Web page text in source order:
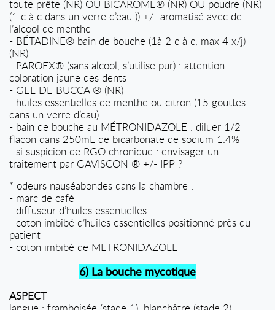
toute prête (NR) OU BICAROME® (NR) OU poudre (NR)
(1 c à c dans un verre d’eau )) +/- aromatisé avec de
l’alcool de menthe
- BÉTADINE® bain de bouche (1à 2 c à c, max 4 x/j)
(NR)
- PAROEX® (sans alcool, s’utilise pur) : attention
coloration jaune des dents
- GEL DE BUCCA ® (NR)
- huiles essentielles de menthe ou citron (15 gouttes
dans un verre d’eau)
- bain de bouche au MÉTRONIDAZOLE : diluer 1/2
flacon dans 250mL de bicarbonate de sodium 1.4%
- si suspicion de RGO chronique : envisager un
traitement par GAVISCON ® +/- IPP ?
* odeurs nauséabondes dans la chambre :
- marc de café
- diffuseur d’huiles essentielles
- coton imbibé d’huiles essentielles positionné près du
patient
- coton imbibé de METRONIDAZOLE
6) La bouche mycotique
ASPECT